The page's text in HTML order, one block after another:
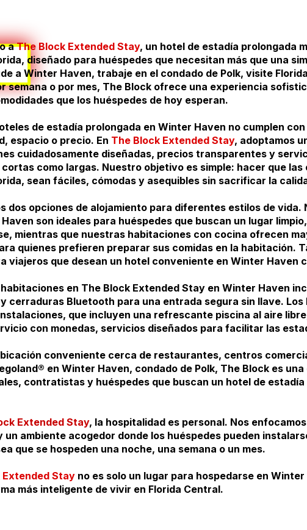
aThe Block Extended Stay, un hotel de estadía prolongada
diseñado para huéspedes que necesitan más que una
a Winter Haven, trabaje en el condado de Polk, visite
semana o por mes, The Block ofrece una experiencia
que los huéspedes de hoy esperan.
de estadía prolongada en Winter Haven no cumplen
espacio o precio. En The Block Extended Stay, adoptamos
cuidadosamente diseñadas, precios transparentes y
como largas. Nuestro objetivo es simple: hacer que
sean fáciles, cómodas y asequibles sin sacrificar la
dos opciones de alojamiento para diferentes estilos de
son ideales para huéspedes que buscan un lugar
mientras que nuestras habitaciones con cocina ofrecen
quienes prefieren preparar sus comidas en la habitación.
viajeros que desean un hotel conveniente en Winter Haven
en The Block Extended Stay en Winter Haven
cerraduras Bluetooth para una entrada segura sin llave.
que incluyen una refrescante piscina al aire
con monedas, servicios diseñados para facilitar las
conveniente cerca de restaurantes, centros
en Winter Haven, condado de Polk, The Block es
contratistas y huéspedes que buscan un hotel de
Extended Stay, la hospitalidad es personal. Nos
un ambiente acogedor donde los huéspedes pueden
que se hospeden una noche, una semana o un mes.
Extended Stay no es solo un lugar para hospedarse en Winter
más inteligente de vivir en Florida Central.